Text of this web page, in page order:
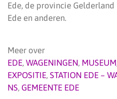
Ede, de provincie Gelderland
Ede en anderen.
Meer over
EDE, WAGENINGEN, MUSEUM
EXPOSITIE, STATION EDE –
NS, GEMEENTE EDE